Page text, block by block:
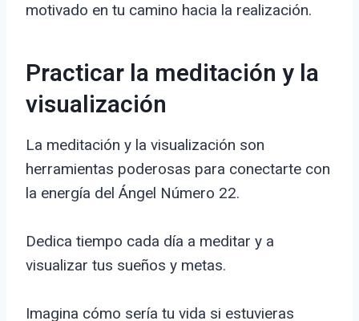
motivado en tu camino hacia la realización.
Practicar la meditación y la
visualización
La meditación y la visualización son
herramientas poderosas para conectarte con
la energía del Ángel Número 22.
Dedica tiempo cada día a meditar y a
visualizar tus sueños y metas.
Imagina cómo sería tu vida si estuvieras